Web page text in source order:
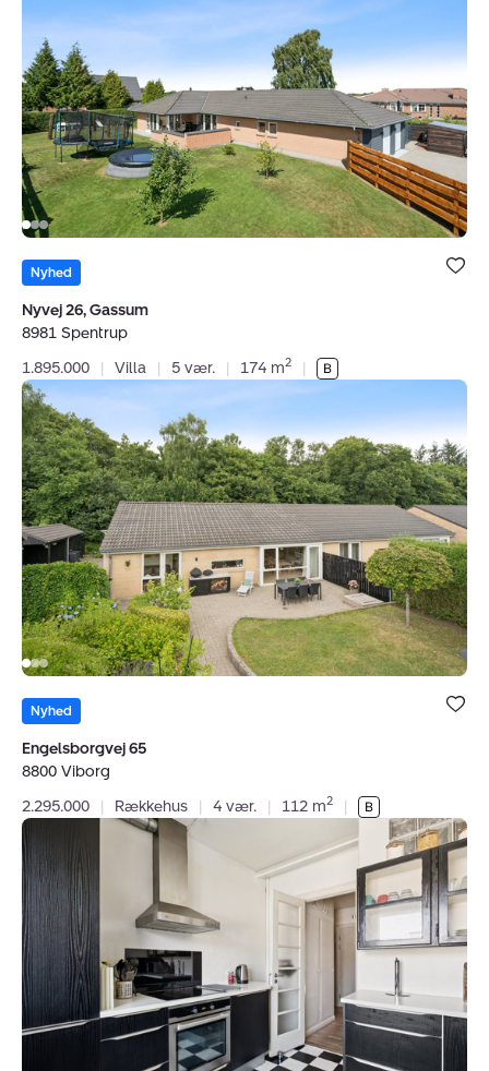
Gassum,
8981
Spentrup
Bolig er
under dine
Nyhed
Nyvej 26, Gassum
8981 Spentrup
1.895.000
| Villa | 5 vær. | 174 m2 |
Rækkehus:
Engelsborgvej
65,
8800
Viborg
Bolig er
under dine
Nyhed
Engelsborgvej 65
8800 Viborg
2.295.000
| Rækkehus | 4 vær. | 112 m2 |
Andelsbolig:
Steen
Blichers
Gade
1A,
3.
tv.,
8900
Randers